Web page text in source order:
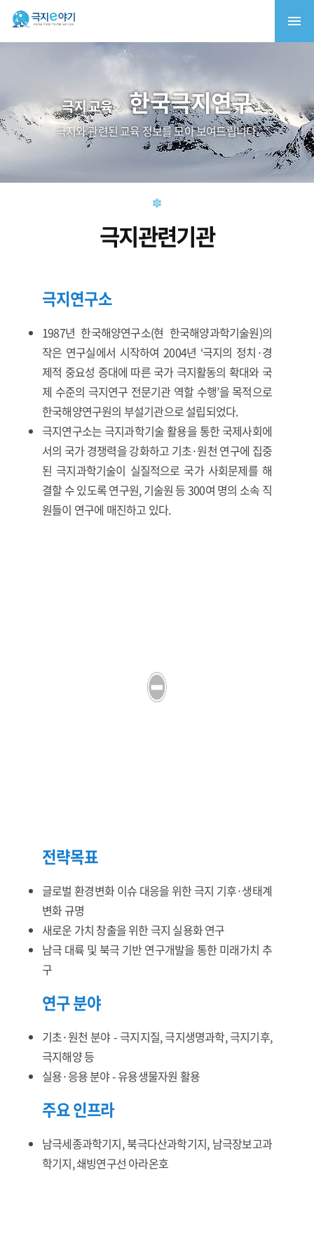
극지 교육 한국극지연구
극지와 관련된 교육 정보를 모아 보여드립니다.
극지관련기관
극지연구소
1987년 한국해양연구소(현 한국해양과학기술원)의
작은 연구실에서 시작하여 2004년 ‘극지의 정치·경
제적 중요성 증대에 따른 국가 극지활동의 확대와 국
제 수준의 극지연구 전문기관 역할 수행’을 목적으로
한국해양연구원의 부설기관으로 설립되었다.
극지연구소는 극지과학기술 활용을 통한 국제사회에
서의 국가 경쟁력을 강화하고 기초·원천 연구에 집중
된 극지과학기술이 실질적으로 국가 사회문제를 해
결할 수 있도록 연구원, 기술원 등 300여 명의 소속 직
원들이 연구에 매진하고 있다.
전략목표
글로벌 환경변화 이슈 대응을 위한 극지 기후·생태계
변화 규명
새로운 가치 창출을 위한 극지 실용화 연구
남극 대륙 및 북극 기반 연구개발을 통한 미래가치 추
구
연구 분야
기초·원천 분야 - 극지지질, 극지생명과학, 극지기후,
극지해양 등
실용·응용 분야 - 유용생물자원 활용
주요 인프라
남극세종과학기지, 북극다산과학기지, 남극장보고과
학기지, 쇄빙연구선 아라온호